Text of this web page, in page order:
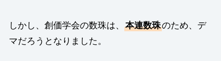
しかし、創価学会の数珠は、 本連数珠のため、デ
マだろうとなりました。